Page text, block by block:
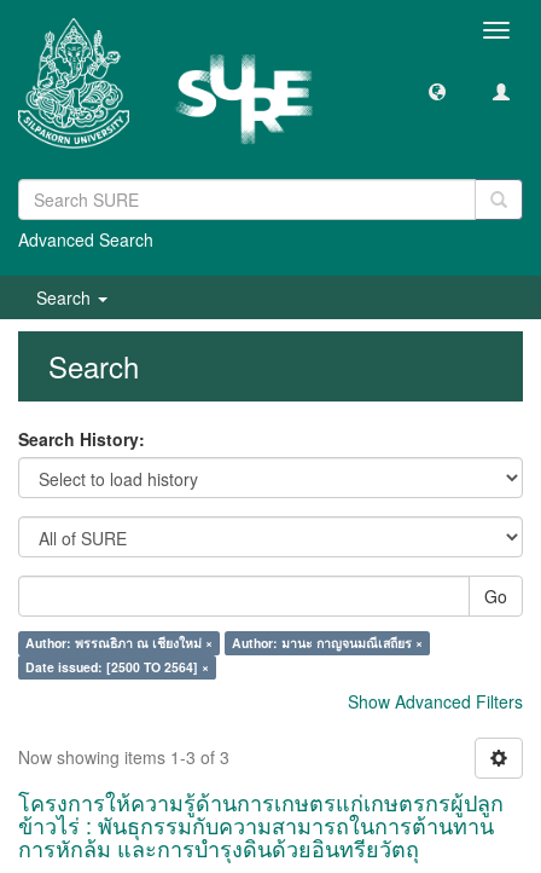
Advanced Search
Search
Search
Search History:
Go
Author: พรรณธิภา ณ เชียงใหม่ ×
Author: มานะ กาญจนมณีเสถียร ×
Date issued: [2500 TO 2564] ×
Show Advanced Filters
Now showing items 1-3 of 3
โครงการให้ความรู้ด้านการเกษตรแก่เกษตรกรผู้ปลูก
ข้าวไร่ : พันธุกรรมกับความสามารถในการต้านทาน
การหักล้ม และการบำรุงดินด้วยอินทรียวัตถุ